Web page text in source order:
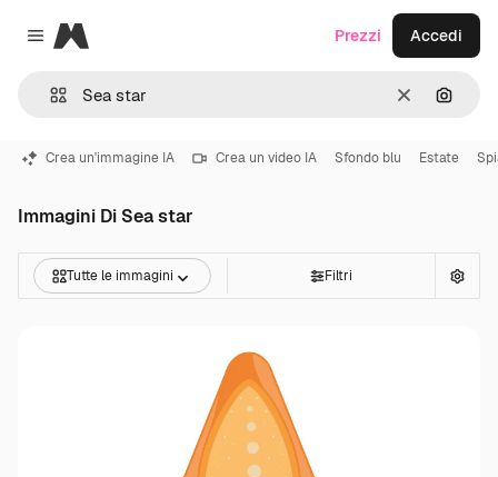
Close menu
Magnific
CancellaCerca
Prezzi Accedi
Crea un'immagine IA Crea un video IA Sfondo blu Estate
Immagini Di Sea star
Tutte le immagini Filtri